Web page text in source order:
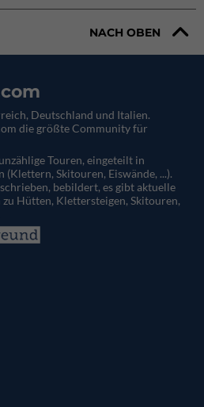
NACH OBEN
Deutschland und Italien.
die größte Community für
Touren, eingeteilt in
Skitouren, Eiswände, ...).
bebildert, es gibt aktuelle
Hütten, Klettersteigen, Skitouren,